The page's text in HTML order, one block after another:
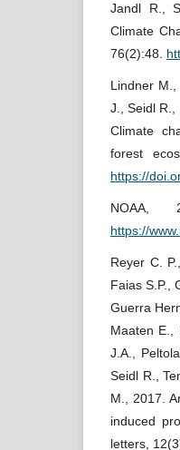
Jandl R.,
Climate
76(2):48.
Lindner M.,
J., Seidl R.,
Climate
forest
https://
NOAA,
https://
Reyer C.
Faias S.P.,
Guerra
Maaten E.,
J.A.,
Seidl R.,
M., 2017.
induced
letters,